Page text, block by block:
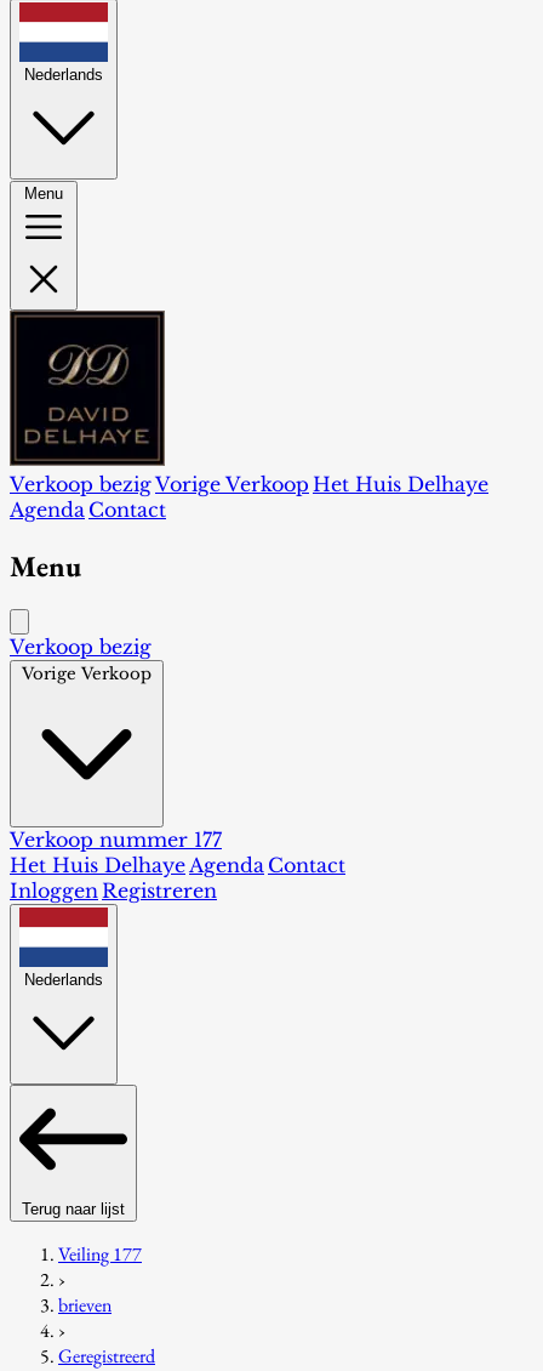
Nederlands
Menu
Verkoop bezigVorige Verkoop Het Huis Delhaye
Agenda Contact
Menu
Verkoop bezig
Vorige Verkoop
Verkoop nummer 177
Het Huis DelhayeAgenda Contact
InloggenRegistreren
Nederlands
Terug naar lijst
Veiling 177
›
brieven
›
Geregistreerd